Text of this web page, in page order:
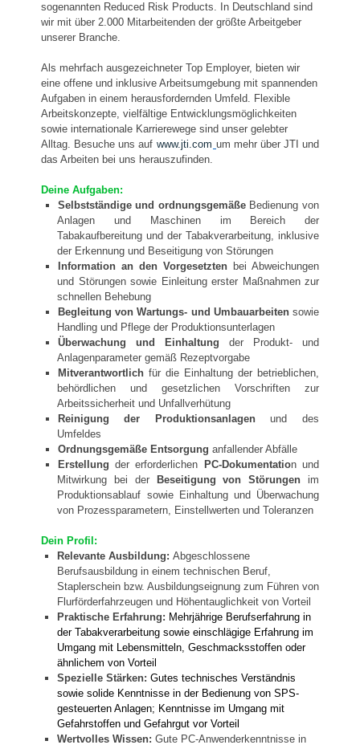
sogenannten Reduced Risk Products. In Deutschland sind
wir mit über 2.000 Mitarbeitenden der größte Arbeitgeber
unserer Branche.
Als mehrfach ausgezeichneter Top Employer, bieten wir
eine offene und inklusive Arbeitsumgebung mit spannenden
Aufgaben in einem herausfordernden Umfeld. Flexible
Arbeitskonzepte, vielfältige Entwicklungsmöglichkeiten
sowie internationale Karrierewege sind unser gelebter
Alltag. Besuche uns auf www.jti.com um mehr über JTI und
das Arbeiten bei uns herauszufinden.
Deine Aufgaben:
Selbstständige und ordnungsgemäßeBedienung von
Anlagen und Maschinen im Bereich der
Tabakaufbereitung und der Tabakverarbeitung, inklusive
der Erkennung und Beseitigung von Störungen
Information an den Vorgesetztenbei Abweichungen
und Störungen sowie Einleitung erster Maßnahmen zur
schnellen Behebung
Begleitung von Wartungs- und Umbauarbeitensowie
Handling und Pflege der Produktionsunterlagen
Überwachung und Einhaltung der Produkt- und
Anlagenparameter gemäß Rezeptvorgabe
Mitverantwortlichfür die Einhaltung der betrieblichen,
behördlichen und gesetzlichen Vorschriften zur
Arbeitssicherheit und Unfallverhütung
Reinigung der Produktionsanlagenund des
Umfeldes
Ordnungsgemäße Entsorgung anfallender Abfälle
Erstellung dererforderlichen PC-Dokumentation und
Mitwirkung bei der
Beseitigung von Störungen im
Produktionsablauf sowie Einhaltung und Überwachung
von Prozessparametern, Einstellwerten und Toleranzen
Dein Profil:
Relevante Ausbildung: Abgeschlossene
Berufsausbildung in einem technischen Beruf,
Staplerschein bzw. Ausbildungseignung zum Führen von
Flurförderfahrzeugen und Höhentauglichkeit von Vorteil
Praktische Erfahrung: Mehrjährige Berufserfahrung in
der Tabakverarbeitung sowie einschlägige Erfahrung im
Umgang mit Lebensmitteln, Geschmacksstoffen oder
ähnlichem von Vorteil
Spezielle Stärken: Gutes technisches Verständnis
sowie solide Kenntnisse in der Bedienung von SPS-
gesteuerten Anlagen; Kenntnisse im Umgang mit
Gefahrstoffen und Gefahrgut vor Vorteil
Wertvolles Wissen: Gute PC-Anwenderkenntnisse in